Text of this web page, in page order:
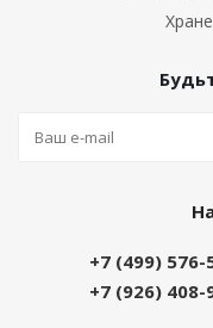
+7 (499) 576-
+7 (926) 408-